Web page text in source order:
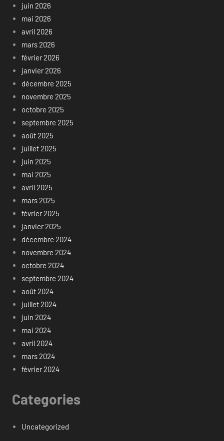
juin 2026
mai 2026
avril 2026
mars 2026
février 2026
janvier 2026
décembre 2025
novembre 2025
octobre 2025
septembre 2025
août 2025
juillet 2025
juin 2025
mai 2025
avril 2025
mars 2025
février 2025
janvier 2025
décembre 2024
novembre 2024
octobre 2024
septembre 2024
août 2024
juillet 2024
juin 2024
mai 2024
avril 2024
mars 2024
février 2024
Categories
Uncategorized